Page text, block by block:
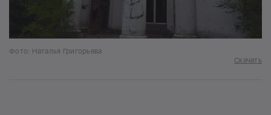
Фото: Наталья Григорьева
Скачать